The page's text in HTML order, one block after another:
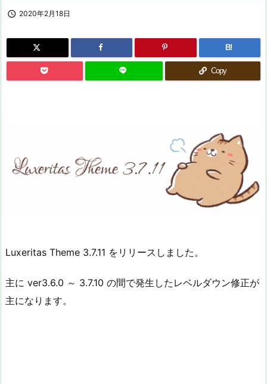
 2020年2月18日
B!
Copy
Luxeritas Theme 3.7.11 をリリースしました。
主に ver3.6.0 ～ 3.7.10 の間で発生したレベルダウン修正が
主になります。